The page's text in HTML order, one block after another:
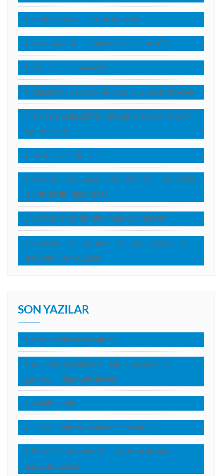
DİNLER, MEZHEPLER, İNANÇLAR…
EKLESİA – KİLİSE, İNANLILAR TOPLULUĞU
EN ÇOK SORULANLAR
KELAM WEB TV, GÖRÜNTÜLÜ VE SESLI DOSYALAR
HRİSTİYAN EDEBİYATI, ŞİİRLER, KİTAPLAR, MEDYA,
BASIN, YAYIN…
SEKÜLER KONULAR…
KUTSAL KITAP KARAKTERLERİ ve KİLİSE TARİHİNİN
ÖNDE GELEN KİŞİLİKLERİ
ÜYELİK PROBLEMLERİ, YARDIM, SUPPORT
DOWNLOADS – İNDİREBİLECEĞİNİZ DOSYALAR,
BASVURU KAYNAKLARI
SON YAZILAR
Nasıl Hristiyan Olabilirim?
Elçi Pavlus’un Elçilerin İşleri kitabında hiç
geçmeyen diğer yolculukları
Sabah Rutini
Tanrım, Tanrım, beni neden terkettin?
İsa Mesih mi, Yeşua mı? Türk halkı en çok
hangisine aşina?